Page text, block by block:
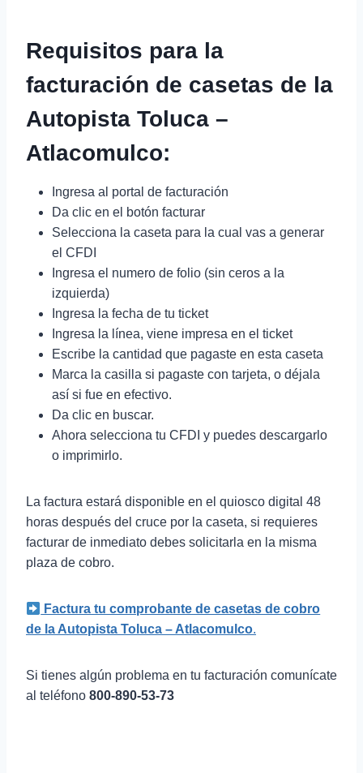
Requisitos para la
facturación de casetas de la
Autopista Toluca –
Atlacomulco:
Ingresa al portal de facturación
Da clic en el botón facturar
Selecciona la caseta para la cual vas a generar
el CFDI
Ingresa el numero de folio (sin ceros a la
izquierda)
Ingresa la fecha de tu ticket
Ingresa la línea, viene impresa en el ticket
Escribe la cantidad que pagaste en esta caseta
Marca la casilla si pagaste con tarjeta, o déjala
así si fue en efectivo.
Da clic en buscar.
Ahora selecciona tu CFDI y puedes descargarlo
o imprimirlo.
La factura estará disponible en el quiosco digital 48
horas después del cruce por la caseta, si requieres
facturar de inmediato debes solicitarla en la misma
plaza de cobro.
Factura tu comprobante de casetas de cobro
de la Autopista Toluca – Atlacomulco.
Si tienes algún problema en tu facturación comunícate
al teléfono 800-890-53-73